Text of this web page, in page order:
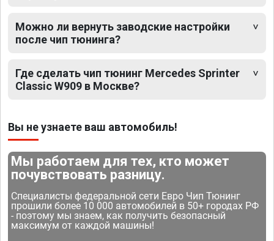
Можно ли вернуть заводские настройки
после чип тюнинга?
Где сделать чип тюнинг Mercedes Sprinter
Classic W909 в Москве?
Вы не узнаете ваш автомобиль!
Мы работаем для тех, кто может
почувствовать разницу.
Специалисты федеральной сети Евро Чип Тюнинг
прошили более 10 000 автомобилей в 50+ городах РФ
- поэтому мы знаем, как получить безопасный
максимум от каждой машины!